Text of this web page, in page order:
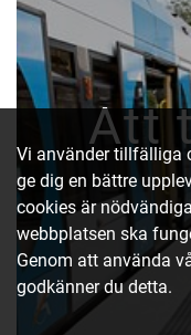
Att
Vi använder tillfälliga
ge dig en bättre
cookies är
webbplatsen ska
Genom att använda
godkänner du detta.